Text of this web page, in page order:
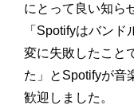
にとって良い知ら
「Spotifyはバン
変に失敗したこと
た」とSpotifyが音
歓迎しました。